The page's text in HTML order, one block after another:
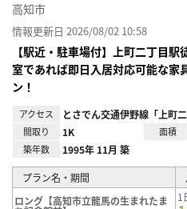
高知市
情報更新日 2026/08/02 10:58
【駅近・駐車場付】上町二丁目
室であれば即日入居対応可能な家
ン！
アクセス とさでん交通伊野線「上町
間取り 1K 面積
築年数 1995年 11月 築
プラン名・期間
ロング【高知市立龍馬の生まれたま
1